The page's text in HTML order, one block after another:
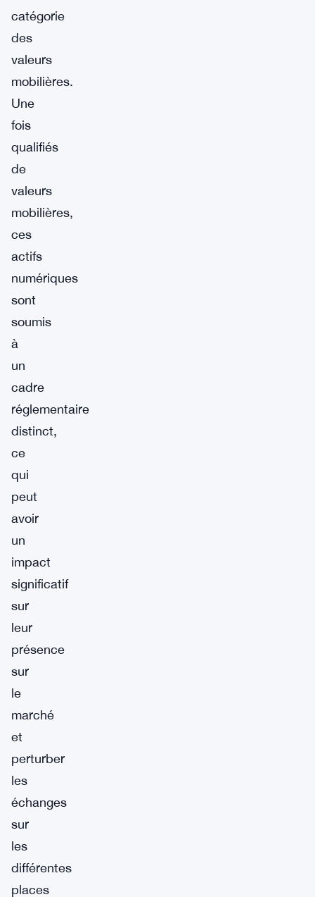
catégorie
des
valeurs
mobilières.
Une
fois
qualifiés
de
valeurs
mobilières,
ces
actifs
numériques
sont
soumis
à
un
cadre
réglementaire
distinct,
ce
qui
peut
avoir
un
impact
significatif
sur
leur
présence
sur
le
marché
et
perturber
les
échanges
sur
les
différentes
places